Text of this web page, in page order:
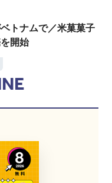
ベトナムで／米菓菓子
開始